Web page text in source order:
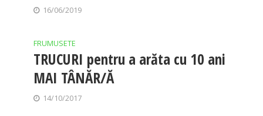
16/06/2019
FRUMUSETE
TRUCURI pentru a arăta cu 10 ani
MAI TÂNĂR/Ă
14/10/2017